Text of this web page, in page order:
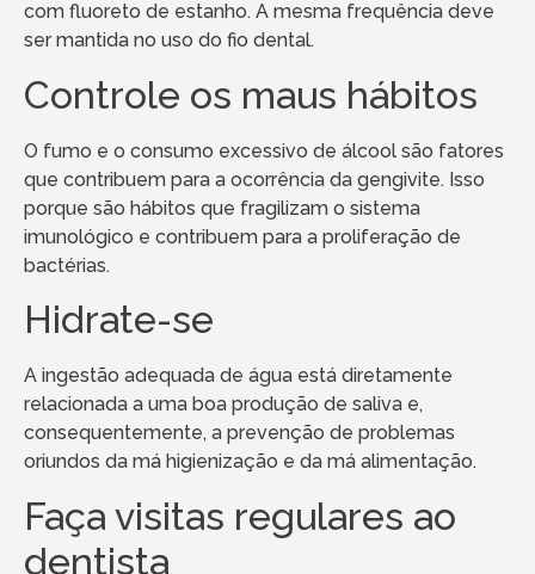
com fluoreto de estanho. A mesma frequência deve
ser mantida no uso do fio dental.
Controle os maus hábitos
O fumo e o consumo excessivo de álcool são fatores
que contribuem para a ocorrência da gengivite. Isso
porque são hábitos que fragilizam o sistema
imunológico e contribuem para a proliferação de
bactérias.
Hidrate-se
A ingestão adequada de água está diretamente
relacionada a uma boa produção de saliva e,
consequentemente, a prevenção de problemas
oriundos da má higienização e da má alimentação.
Faça visitas regulares ao
dentista